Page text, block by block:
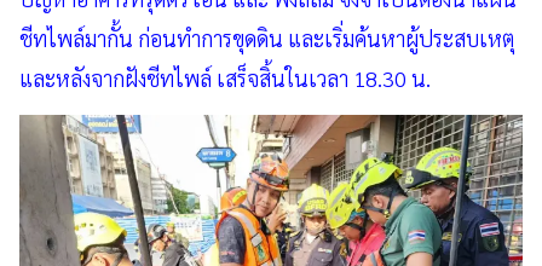
ชีทไพล์มากั้น ก่อนทำการขุดดิน และเริ่มค้นหาผู้ประสบเหตุ
และหลังจากฝังชีทไพล์ เสร็จสิ้นในเวลา 18.30 น.